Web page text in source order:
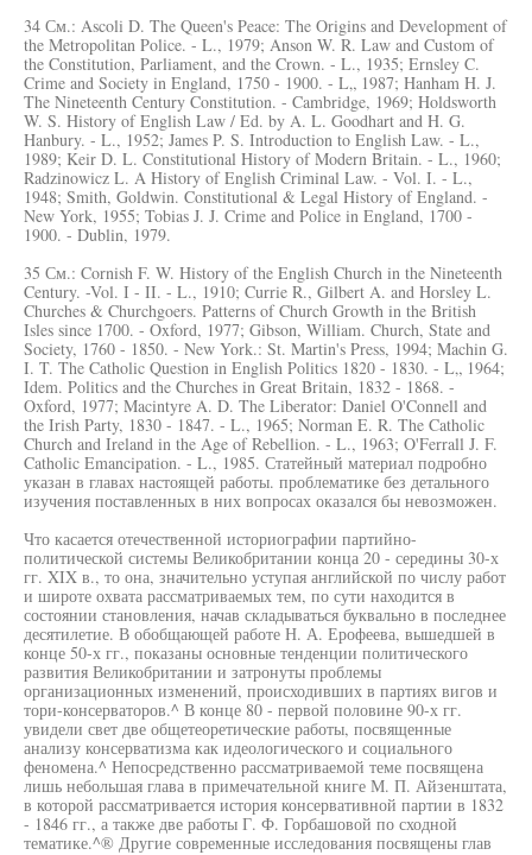
34 См.: Ascoli D. The Queen's Peace: The Origins and Development of
the Metropolitan Police. - L., 1979; Anson W. R. Law and Custom of
the Constitution, Parliament, and the Crown. - L., 1935; Ernsley C.
Crime and Society in England, 1750 - 1900. - L„ 1987; Hanham H. J.
The Nineteenth Century Constitution. - Cambridge, 1969; Holdsworth
W. S. History of English Law / Ed. by A. L. Goodhart and H. G.
Hanbury. - L., 1952; James P. S. Introduction to English Law. - L.,
1989; Keir D. L. Constitutional History of Modern Britain. - L., 1960;
Radzinowicz L. A History of English Criminal Law. - Vol. I. - L.,
1948; Smith, Goldwin. Constitutional & Legal History of England. -
New York, 1955; Tobias J. J. Crime and Police in England, 1700 -
1900. - Dublin, 1979.
35 См.: Cornish F. W. History of the English Church in the Nineteenth
Century. -Vol. I - II. - L., 1910; Currie R., Gilbert A. and Horsley L.
Churches & Churchgoers. Patterns of Church Growth in the British
Isles since 1700. - Oxford, 1977; Gibson, William. Church, State and
Society, 1760 - 1850. - New York.: St. Martin's Press, 1994; Machin G.
I. T. The Catholic Question in English Politics 1820 - 1830. - L„ 1964;
Idem. Politics and the Churches in Great Britain, 1832 - 1868. -
Oxford, 1977; Macintyre A. D. The Liberator: Daniel O'Connell and
the Irish Party, 1830 - 1847. - L., 1965; Norman E. R. The Catholic
Church and Ireland in the Age of Rebellion. - L., 1963; O'Ferrall J. F.
Catholic Emancipation. - L., 1985. Статейный материал подробно
указан в главах настоящей работы. проблематике без детального
изучения поставленных в них вопросах оказался бы невозможен.
Что касается отечественной историографии партийно-
политической системы Великобритании конца 20 - середины 30-х
гг. XIX в., то она, значительно уступая английской по числу работ
и широте охвата рассматриваемых тем, по сути находится в
состоянии становления, начав складываться буквально в последнее
десятилетие. В обобщающей работе Н. А. Ерофеева, вышедшей в
конце 50-х гг., показаны основные тенденции политического
развития Великобритании и затронуты проблемы
организационных изменений, происходивших в партиях вигов и
тори-консерваторов.^ В конце 80 - первой половине 90-х гг.
увидели свет две общетеоретические работы, посвященные
анализу консерватизма как идеологического и социального
феномена.^ Непосредственно рассматриваемой теме посвящена
лишь небольшая глава в примечательной книге М. П. Айзенштата,
в которой рассматривается история консервативной партии в 1832
- 1846 гг., а также две работы Г. Ф. Горбашовой по сходной
тематике.^® Другие современные исследования посвящены глав